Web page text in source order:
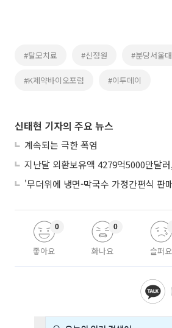
#탈모치료 #신정원 #분당서울
#K제약바이오포럼 #이투데이
신태현 기자의 주요 뉴스
계속되는 극한 폭염
지난달 외환보유액 4279억5000만달
'무더위에 냉면-막국수 가정간편식 판
좋아요
0
화나요
0
슬퍼요